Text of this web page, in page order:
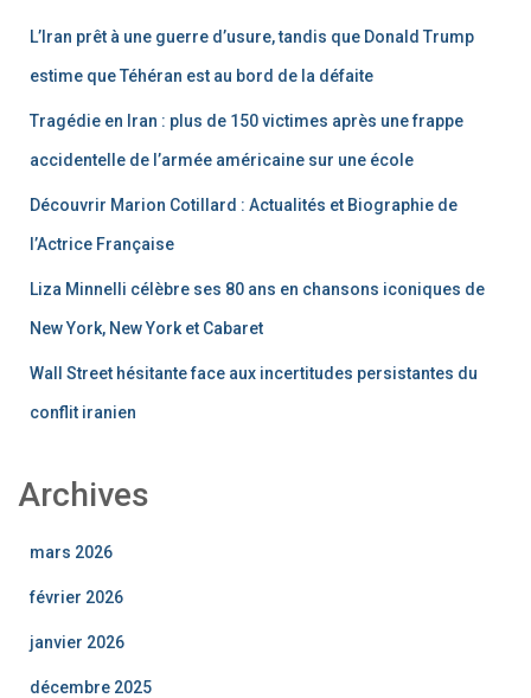
L’Iran prêt à une guerre d’usure, tandis que Donald Trump
estime que Téhéran est au bord de la défaite
Tragédie en Iran : plus de 150 victimes après une frappe
accidentelle de l’armée américaine sur une école
Découvrir Marion Cotillard : Actualités et Biographie de
l’Actrice Française
Liza Minnelli célèbre ses 80 ans en chansons iconiques de
New York, New York et Cabaret
Wall Street hésitante face aux incertitudes persistantes du
conflit iranien
Archives
mars 2026
février 2026
janvier 2026
décembre 2025